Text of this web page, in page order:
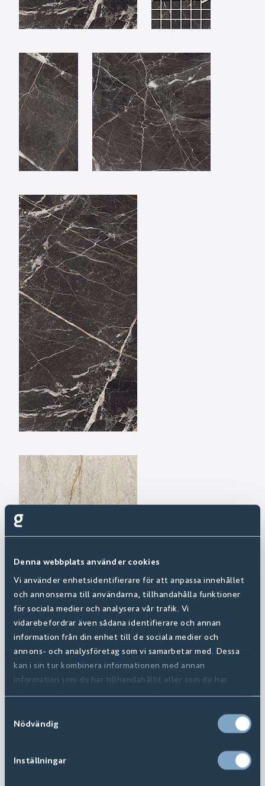
Denna webbplats använder cookies
Vi använder enhetsidentifierare för att anpassa innehållet
och annonserna till användarna, tillhandahålla funktioner
för sociala medier och analysera vår trafik. Vi
vidarebefordrar även sådana identifierare och annan
information från din enhet till de sociala medier och
annons- och analysföretag som vi samarbetar med. Dessa
kan i sin tur kombinera informationen med annan
information som du har tillhandahållit eller som de har
samlat in när du har använt deras tjänster.
Nödvändig
Inställningar